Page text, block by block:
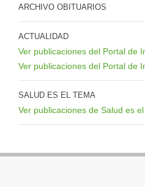
ARCHIVO OBITUARIOS
ACTUALIDAD
Ver publicaciones del Portal de
Ver publicaciones del Portal de
SALUD ES EL TEMA
Ver publicaciones de Salud es el